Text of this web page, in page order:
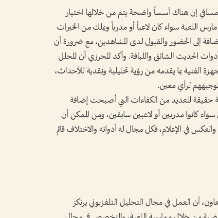
إن هناك أسساً واضحة يتم من خلالها اختيار
اللعبة سواء كان لاعباً أو مدرباً ويملك من الخبرات
إلى الحضور والقبول لدى المشاهدين، مع ضرورة أن
الحديث الشائق واللباقة. وأكد المحرزي أن المحلل
الفنية بما يقدمه من رؤية تحليلية ونقدية للأحداث،
لرأي معين.
للعديد من الكفاءات التي أصبحت إضافة
كانوا مدربين أو لاعبين سابقين، ومن الممكن أن
في الإعلام، فكل مجال له أدواته والاختلاف قائم
أن العمل في مجال التحليل التلفزيوني يرتكز